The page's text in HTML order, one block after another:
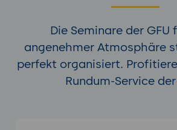
Die Seminare der GFU
angenehmer Atmosphäre
perfekt organisiert.
Rundum-Service der